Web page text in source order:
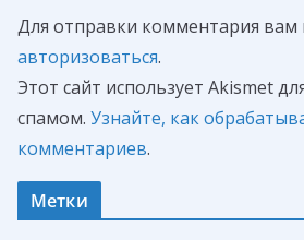
Для отправки комментария вам
авторизоваться.
Этот сайт использует Akismet
спамом. Узнайте, как
комментариев.
Метки